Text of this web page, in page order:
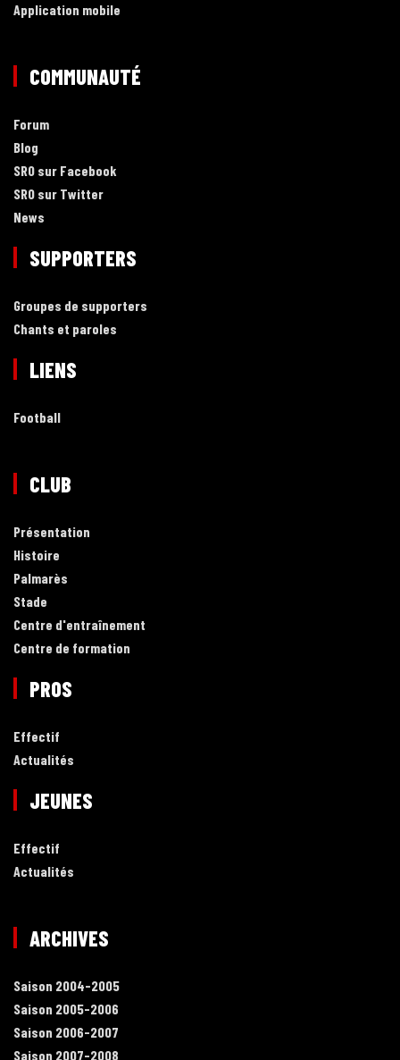
Application mobile
COMMUNAUTÉ
Forum
Blog
SRO sur Facebook
SRO sur Twitter
News
SUPPORTERS
Groupes de supporters
Chants et paroles
LIENS
Football
CLUB
Présentation
Histoire
Palmarès
Stade
Centre d'entraînement
Centre de formation
PROS
Effectif
Actualités
JEUNES
Effectif
Actualités
ARCHIVES
Saison 2004-2005
Saison 2005-2006
Saison 2006-2007
Saison 2007-2008